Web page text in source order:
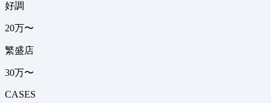
好調
20万〜
繁盛店
30万〜
CASES